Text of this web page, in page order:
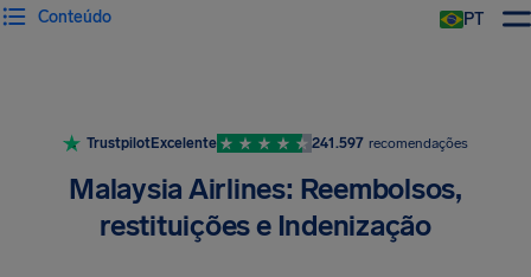
PT
Conteúdo
TrustpilotExcelente 241.597 recomendações
Malaysia Airlines: Reembolsos,
restituições e Indenização